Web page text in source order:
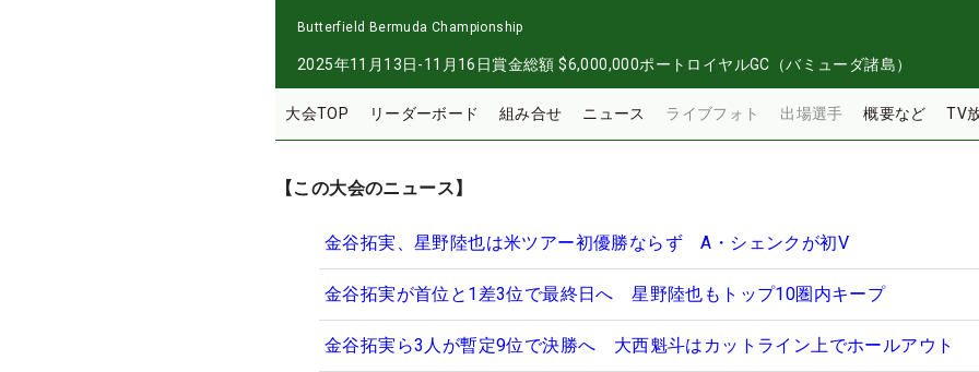
Butterfield Bermuda Championship
2025年11月13日-11月16日賞金総額 $6,000,000ポートロイヤルGC（バミューダ諸島）
大会TOP リーダーボード 組み合せ ニュース ライブフォト 出場選手 概要など TV
【この大会のニュース】
金谷拓実、星野陸也は米ツアー初優勝ならず A・シェンクが初V
金谷拓実が首位と1差3位で最終日へ 星野陸也もトップ10圏内キープ
金谷拓実ら3人が暫定9位で決勝へ 大西魁斗はカットライン上でホールアウト